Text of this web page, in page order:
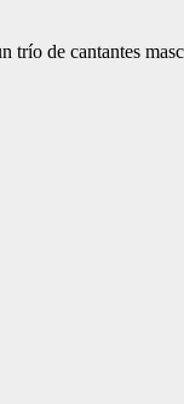
de cantantes